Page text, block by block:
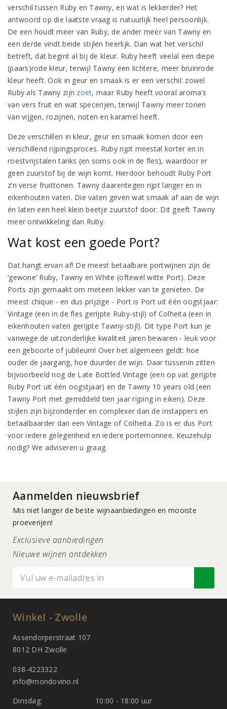
verschil tussen Ruby en Tawny, en wat is lekkerder? Het
antwoord op die laatste vraag is natuurlijk heel persoonlijk.
De een houdt meer van Ruby, de ander meer van Tawny en
een derde vindt beide stijlen heerlijk. Dan wat het verschil
betreft, dat begint al bij de kleur. Ruby heeft veelal een diepe
(paars)rode kleur, terwijl Tawny een lichtere, meer bruinrode
kleur heeft. Ook in geur en smaak is er een verschil: zowel
Ruby als Tawny zijn zoet, maar Ruby heeft vooral aroma’s
van vers fruit en wat specerijen, terwijl Tawny meer tonen
van vijgen, rozijnen, noten en karamel heeft.
Deze verschillen in kleur, geur en smaak komen door een
verschillend rijpingsproces. Ruby rijpt meestal korter en in
roestvrijstalen tanks (en soms ook in de fles), waardoor er
geen zuurstof bij de wijn komt. Hierdoor behoudt Ruby Port
z’n verse fruittonen. Tawny daarentegen rijpt langer en in
eikenhouten vaten. Die vaten geven wat smaak af aan de wijn
én laten een heel klein beetje zuurstof door. Dit geeft Tawny
meer ontwikkeling dan Ruby.
Wat kost een goede Port?
Dat hangt ervan af! De meest betaalbare portwijnen zijn de
‘gewone’ Ruby, Tawny en White (oftewel witte Port). Deze
Ports zijn gemaakt om meteen lekker van te genieten. De
meest chique - en dus prijzige - Port is Port uit één oogstjaar:
Vintage (een in de fles gerijpte Ruby-stijl) of Colheita (een in
eikenhouten vaten gerijpte Tawny-stijl). Dit type Port kun je
vanwege de uitzonderlijke kwaliteit jaren bewaren - leuk voor
een geboorte of jubileum! Over het algemeen geldt: hoe
ouder de jaargang, hoe duurder de wijn. Daar tussenin zitten
bijvoorbeeld nog de Late Bottled Vintage (een op vat gerijpte
Ruby Port uit één oogstjaar) en de Tawny 10 years old (een
Tawny Port met gemiddeld tien jaar rijping in eiken). Deze
stijlen zijn bijzonderder en complexer dan de instappers en
betaalbaarder dan een Vintage of Colheita. Zo is er dus Port
voor iedere gelegenheid en iedere portemonnee. Keuzehulp
nodig? We adviseren u graag.
Aanmelden nieuwsbrief
Mis niet langer de beste wijnaanbiedingen en mooiste
proeverijen!
Exclusieve aanbiedingen
Nieuwe wijnen ontdekken
Winkel - Zwolle
Assendorperstraat 107
8012 DH Zwolle
038-4223322
info@mondovino.nl
Dinsdag:
10:00 - 18:00 uur